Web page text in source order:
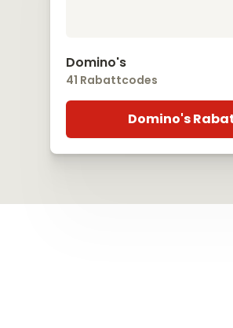
Domino's
41 Rabattcodes
Domino's